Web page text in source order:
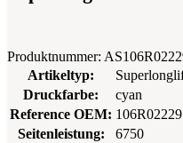
Produktnummer:
Artikeltyp:
Druckfarbe:
cyan
Reference OEM: 106R02229
Seitenleistung:
6750